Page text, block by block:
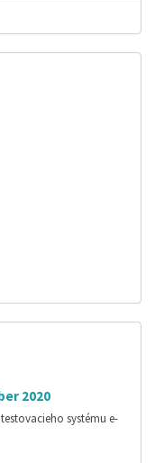
2020
systému e-